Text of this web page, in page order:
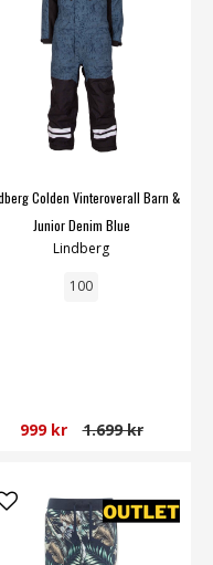
Colden Vinteroverall Barn &
Junior Denim Blue
Lindberg
100
999 kr 1.699 kr